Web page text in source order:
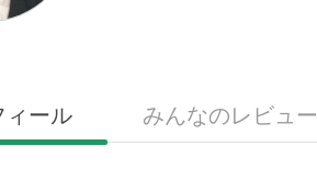
ール みんなのレビュー